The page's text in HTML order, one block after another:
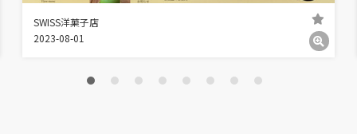
SWISS洋菓子店
2023-08-01